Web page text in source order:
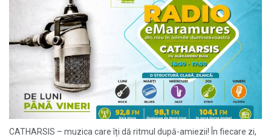
CATHARSIS – muzica care îți dă ritmul după-amiezii! În fiecare zi,